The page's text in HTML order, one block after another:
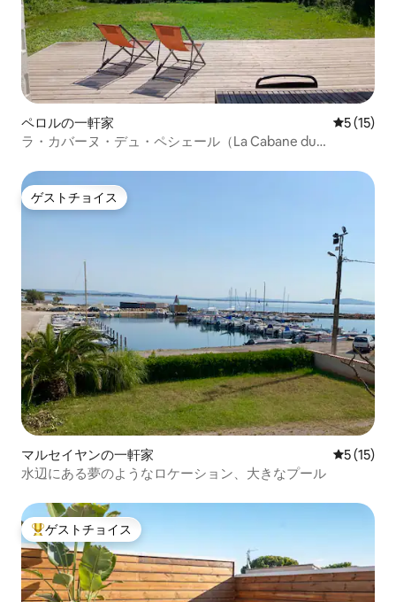
ペロルの一軒家 レビュー
5 (15)
ラ・カバーヌ・デュ・ペシェール（La Cabane du
ム＆エタン（Clim & Étang）
ゲストチョイス
ゲストチョイス
マルセイヤンの一軒家 レビュー
5 (15)
水辺にある夢のようなロケーション、大きなプール
大好評のゲストチョイスです。
ゲストチョイス